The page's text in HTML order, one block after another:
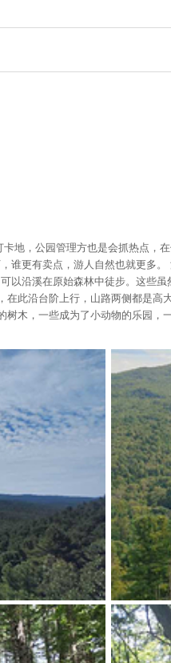
，公园管理方也是会抓热点，
更有卖点，游人自然也就更多
沿溪在原始森林中徒步。这些
此沿台阶上行，山路两侧都是
木，一些成为了小动物的乐园
赏五花山色的绝佳机位。为保
钟韵亭，敲钟依然免费。下至接
跨溪流上的小桥，一百米后可抵
打卡点位拍照后很快就集合了，